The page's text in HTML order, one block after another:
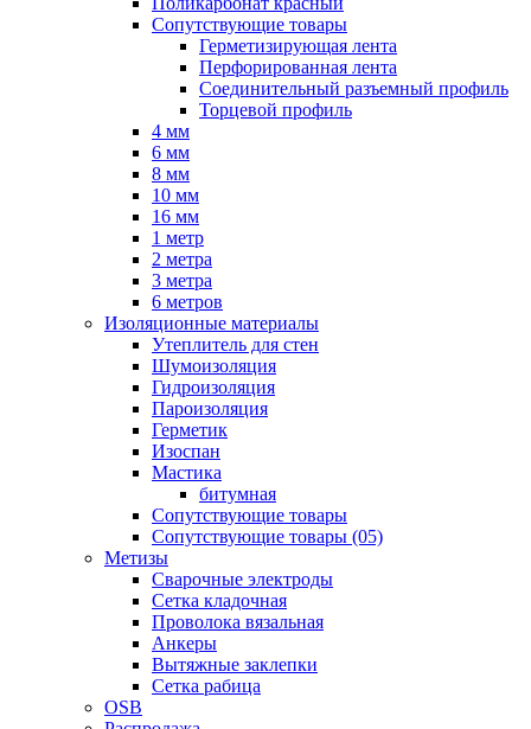
Сопутствующие товары
Герметизирующая лента
Перфорированная лента
Соединительный разъемный профиль
Торцевой профиль
4 мм
6 мм
8 мм
10 мм
16 мм
1 метр
2 метра
3 метра
6 метров
Изоляционные материалы
Утеплитель для стен
Шумоизоляция
Гидроизоляция
Пароизоляция
Герметик
Изоспан
Мастика
битумная
Сопутствующие товары
Сопутствующие товары (05)
Метизы
Сварочные электроды
Сетка кладочная
Проволока вязальная
Анкеры
Вытяжные заклепки
Сетка рабица
OSB